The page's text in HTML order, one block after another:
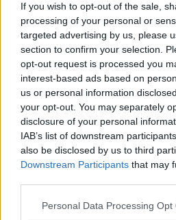
If you wish to opt-out of the sale,
processing of your personal or
targeted advertising by us, please
section to confirm your selection.
opt-out request is processed you
interest-based ads based on
us or personal information
your opt-out. You may separately
disclosure of your personal
IAB’s list of downstream
also be disclosed by us to third
Downstream Participants that may
Personal Data Processing Opt
Natale da incubo per Boris Johnson
La questione Ucraina
Cipro, un ponte dove si mischiano
Una vigilia di Natale per un nuovo
La questione israelo-palestinese
Erdogan continua a sfidare
Libano, collasso economico e
Johnson, da Trump a Biden alla
L'AUKUS e il Quad
Biden, primo presidente USA non
Papa Bergoglio vedrà Viktor Orbán
Bennet, un giorno in attesa di Biden
Il ritorno dei talebani
​La lenta agonia del Libano
Usa di nuovo al centro della